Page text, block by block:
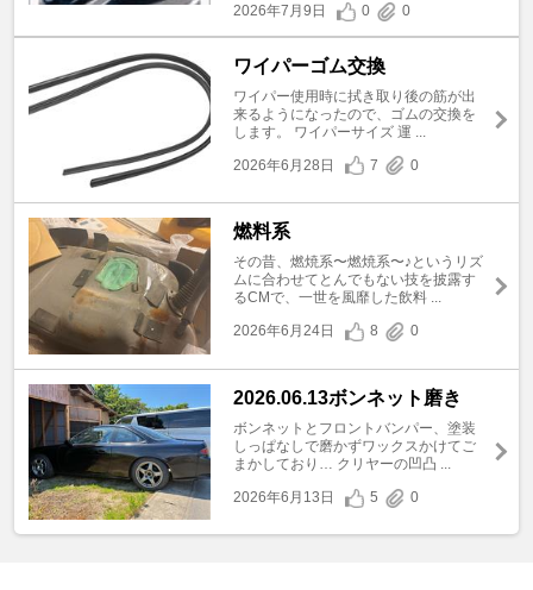
2026年7月9日
0 0
ワイパーゴム交換
ワイパー使用時に拭き取り後の筋が出
来るようになったので、ゴムの交換を
します。 ワイパーサイズ 運 ...
2026年6月28日
7 0
燃料系
その昔、燃焼系〜燃焼系〜♪というリズ
ムに合わせてとんでもない技を披露す
るCMで、一世を風靡した飲料 ...
2026年6月24日
8 0
2026.06.13ボンネット磨き
ボンネットとフロントバンパー、塗装
しっぱなしで磨かずワックスかけてご
まかしており… クリヤーの凹凸 ...
2026年6月13日
5 0